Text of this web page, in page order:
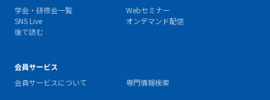
学会・研修会一覧
Webセミナー
SNS Live
オンデマンド配信
後で読む
会員サービス
会員サービスについて
専門情報検索